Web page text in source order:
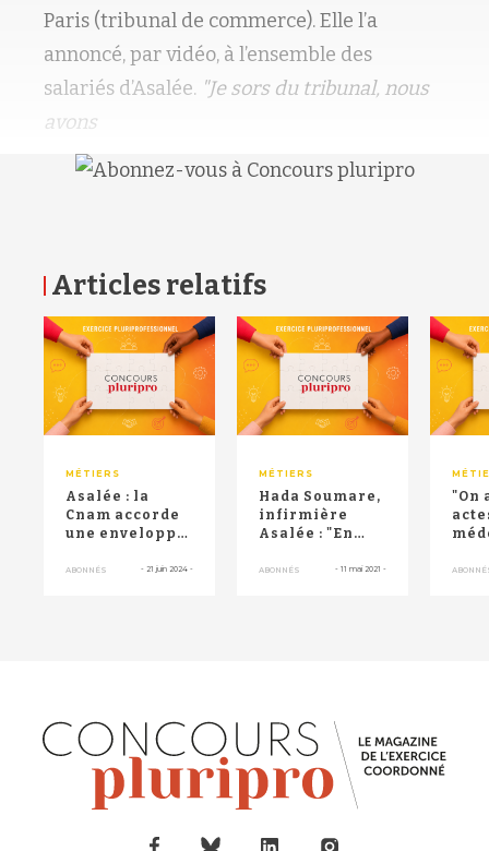
Paris (tribunal de commerce). Elle l’a
annoncé, par vidéo, à l’ensemble des
salariés d’Asalée. "Je sors du tribunal, nous
avons
Articles relatifs
MÉTIERS
Asalée : la
Cnam accorde
une enveloppe
millions
ABONNÉS - 21 juin 2024 -
MÉTIERS
Hada Soumare,
infirmière
Asalée : "En
avec les
ABONNÉS - 11 mai 2021 -
"On
RETOUR HAUT DE PAGE